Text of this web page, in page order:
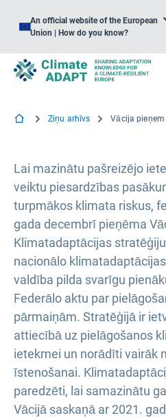
An official website of the European
Union | How do you know?
Ziņu arhīvs
Lai mazinātu pašreizējo
veiktu piesardzības
turpmākos klimata riskus,
gada decembrī pieņēma
Klimatadaptācijas
nacionālo
valdība pilda svarīgu
Federālo aktu par
pārmaiņām. Stratēģijā ir
attiecībā uz pielāgošanos
ietekmei un norādīti vairāk
īstenošanai.
paredzēti, lai samazinātu
Vācijā saskaņā ar 2021.